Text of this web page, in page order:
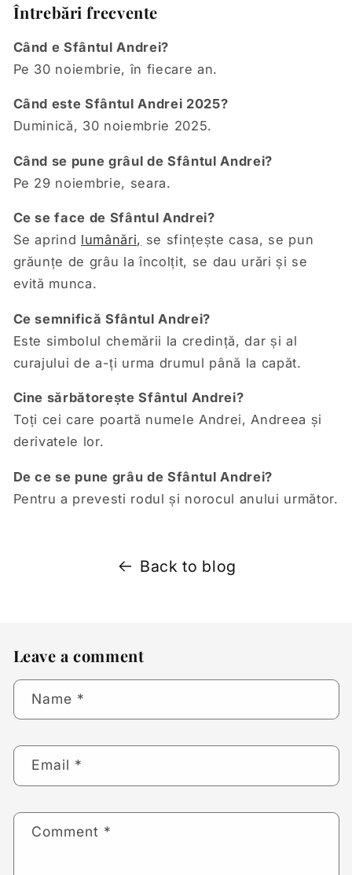
Întrebări frecvente
Când e Sfântul Andrei?
Pe 30 noiembrie, în fiecare an.
Când este Sfântul Andrei 2025?
Duminică, 30 noiembrie 2025.
Când se pune grâul de Sfântul Andrei?
Pe 29 noiembrie, seara.
Ce se face de Sfântul Andrei?
Se aprind lumânări, se sfințește casa, se pun
grăunțe de grâu la încolțit, se dau urări și se
evită munca.
Ce semnifică Sfântul Andrei?
Este simbolul chemării la credință, dar și al
curajului de a-ți urma drumul până la capăt.
Cine sărbătorește Sfântul Andrei?
Toți cei care poartă numele Andrei, Andreea și
derivatele lor.
De ce se pune grâu de Sfântul Andrei?
Pentru a prevesti rodul și norocul anului următor.
Back to blog
Leave a comment
Name *
Email *
Comment *